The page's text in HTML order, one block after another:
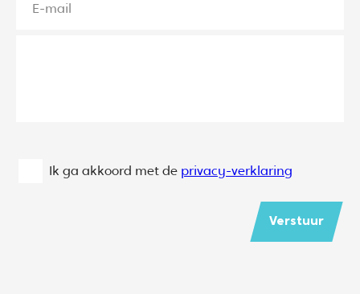
Ik ga akkoord met de privacy-verklaring
Verstuur